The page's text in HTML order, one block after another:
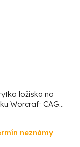
ložiska na
Worcraft CAG-
neznámy